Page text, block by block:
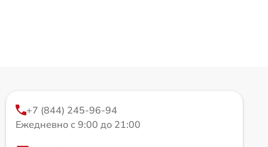
+7 (844) 245-96-94
Ежедневно с 9:00 до 21:00